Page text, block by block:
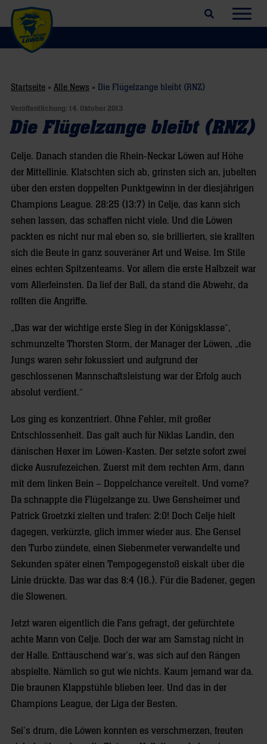
Suchfeld öffnen
Startseite » Alle News » Die Flügelzange bleibt (RNZ)
Veröffentlichung: 14. Oktober 2013
Die Flügelzange bleibt (RNZ)
Celje. Danach standen die Rhein-Neckar Löwen auf Höhe
der Mittellinie. Klatschten sich ab, grinsten sich an, jubelten
über den ersten doppelten Punktgewinn in der diesjährigen
Champions League. 28:25 (13:7) in Celje, das kann sich
sehen lassen, das schaffen nicht viele. Und die Löwen
packten es nicht nur mal eben so, sie brillierten, sie krallten
sich die Beute in ganz souveräner Art und Weise. Im Stile
eines echten Spitzenteams. Vor allem die erste Halbzeit war
vom Allerfeinsten. Da lief der Ball, da stand die Abwehr, da
rollten die Angriffe.
„Das war der wichtige erste Sieg in der Königsklasse“,
schmunzelte Thorsten Storm, der Manager der Löwen, „die
Jungs waren sehr fokussiert und aufgrund der
geschlossenen Mannschaftsleistung war der Erfolg auch
absolut verdient.“
Los ging es konzentriert. Ohne Fehler, mit großer
Entschlossenheit. Das galt auch für Niklas Landin, den
dänischen Hexer im Löwen-Kasten. Der setzte sofort zwei
dicke Ausrufezeichen. Zuerst mit dem rechten Arm, dann
mit dem linken Bein – Doppelchance vereitelt. Und vorne?
Da schnappte die Flügelzange zu. Uwe Gensheimer und
Patrick Groetzki zielten und trafen: 2:0! Doch Celje hielt
dagegen, verkürzte, glich immer wieder aus. Ehe Gensel
den Turbo zündete, einen Siebenmeter verwandelte und
Sekunden später einen Tempogegenstoß eiskalt über die
Linie drückte. Das war das 8:4 (16.). Für die Badener, gegen
die Slowenen.
Jetzt waren eigentlich die Fans gefragt, der gefürchtete
achte Mann von Celje. Doch der war am Samstag nicht in
der Halle. Enttäuschend war’s, was sich auf den Rängen
abspielte. Nämlich so gut wie nichts. Kaum jemand war da.
Die braunen Klappstühle blieben leer. Und das in der
Champions League, der Liga der Besten.
Sei’s drum, die Löwen konnten es verschmerzen, freuten